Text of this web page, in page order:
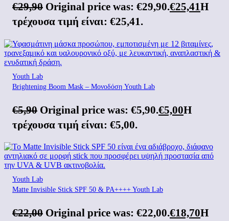
€29,90 Original price was: €29,90.€25,41Η
τρέχουσα τιμή είναι: €25,41.
Youth Lab
Brightening Boom Mask – Μονοδόση Youth Lab
€5,90 Original price was: €5,90.€5,00Η
τρέχουσα τιμή είναι: €5,00.
Youth Lab
Matte Invisible Stick SPF 50 & PA++++ Youth Lab
€22,00 Original price was: €22,00.€18,70Η